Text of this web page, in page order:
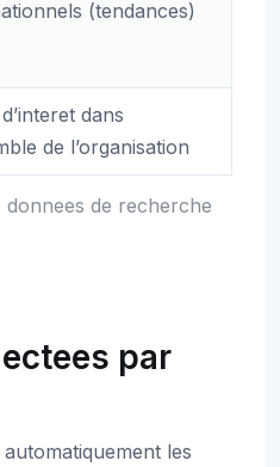
de recherche
(tendances)
dans
de l’organisation
par
les